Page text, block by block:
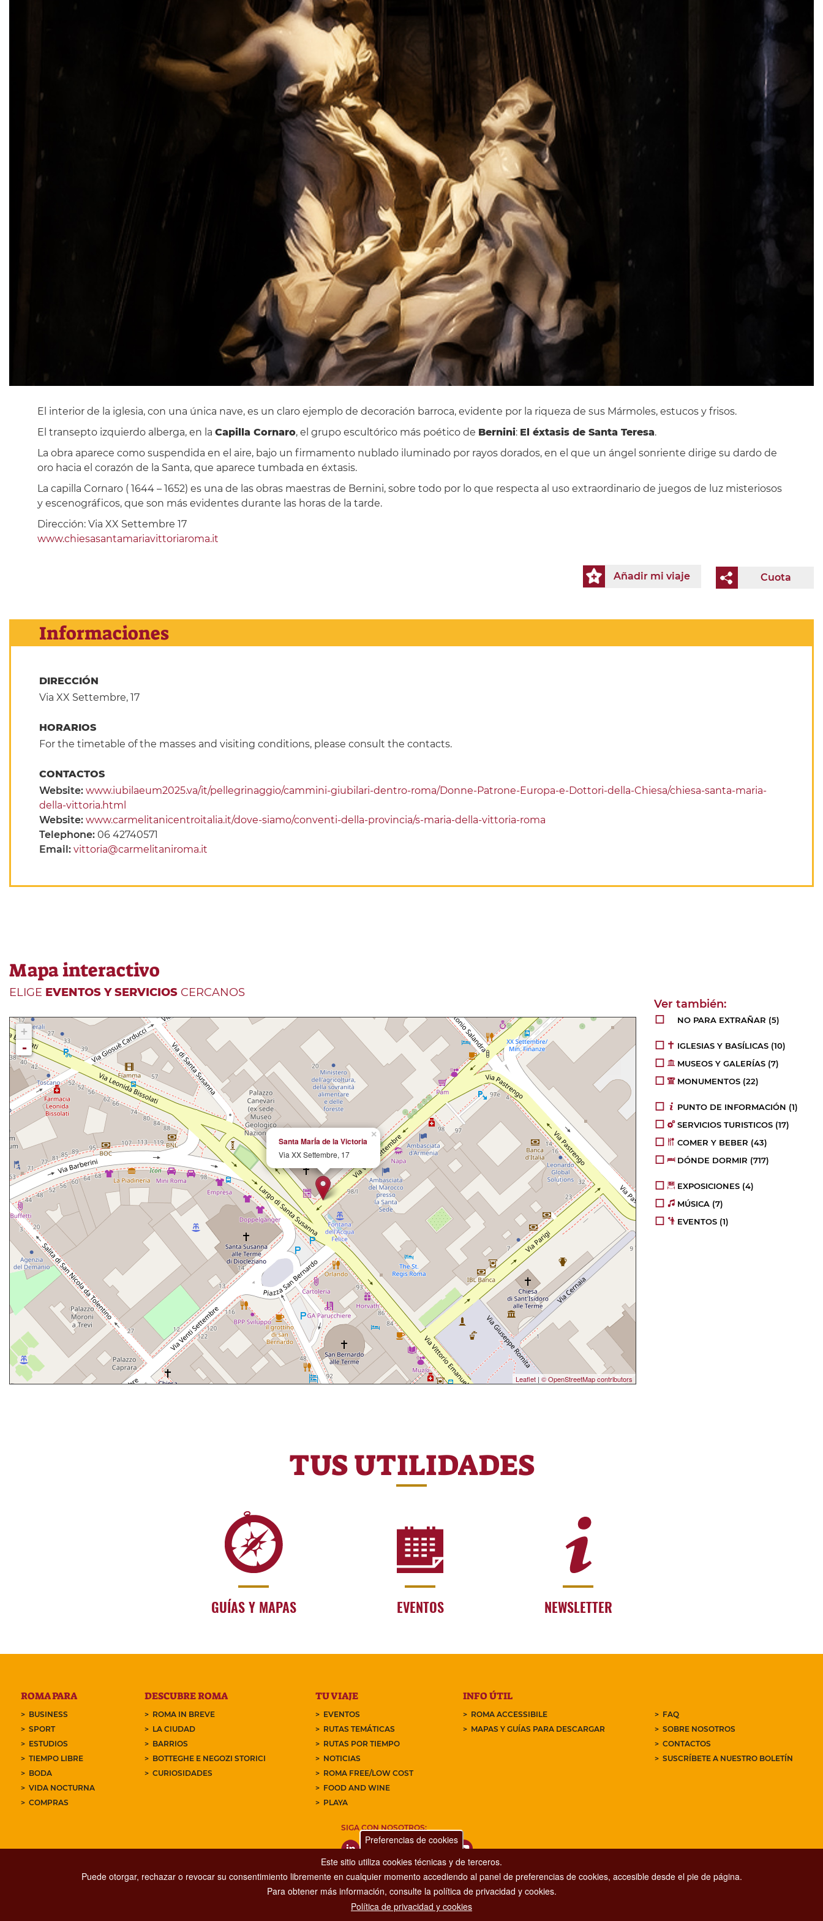
El interior de la iglesia, con una única nave, es un claro ejemplo de decoración barroca, evidente por la riqueza de sus Mármoles, estucos y frisos.
El transepto izquierdo alberga, en la Capilla Cornaro, el grupo escultórico más poético de Bernini: El éxtasis de Santa Teresa.
La obra aparece como suspendida en el aire, bajo un firmamento nublado iluminado por rayos dorados, en el que un ángel sonriente dirige su dardo de
oro hacia el corazón de la Santa, que aparece tumbada en éxtasis.
La capilla Cornaro ( 1644 – 1652) es una de las obras maestras de Bernini, sobre todo por lo que respecta al uso extraordinario de juegos de luz misteriosos
y escenográficos, que son más evidentes durante las horas de la tarde.
Dirección: Via XX Settembre 17
www.chiesasantamariavittoriaroma.it
Cuota
Añadir mi viaje
Informaciones
DIRECCIÓN
Via XX Settembre, 17
HORARIOS
For the timetable of the masses and visiting conditions, please consult the contacts.
CONTACTOS
Website: www.iubilaeum2025.va/it/pellegrinaggio/cammini-giubilari-dentro-roma/Donne-Patrone-Europa-e-Dottori-della-Chiesa/chiesa-santa-maria-
della-vittoria.html
Website: www.carmelitanicentroitalia.it/dove-siamo/conventi-della-provincia/s-maria-della-vittoria-roma
Telephone: 06 42740571
Email: vittoria@carmelitaniroma.it
Mapa interactivo
ELIGE EVENTOS Y SERVICIOS CERCANOS
×
Santa MarÍa de la Victoria
Via XX Settembre, 17
+
-
Leaflet | © OpenStreetMap contributors
NO PARA EXTRAÑAR (5)
IGLESIAS Y BASÍLICAS (10)
MUSEOS Y GALERÍAS (7)
MONUMENTOS (22)
PUNTO DE INFORMACIÓN (1)
SERVICIOS TURISTICOS (17)
COMER Y BEBER (43)
DÓNDE DORMIR (717)
EXPOSICIONES (4)
MÚSICA (7)
EVENTOS (1)
TUS UTILIDADES
GUÍAS Y MAPAS EVENTOS NEWSLETTER
ROMA PARA
BUSINESS
SPORT
ESTUDIOS
TIEMPO LIBRE
BODA
VIDA NOCTURNA
COMPRAS
DESCUBRE ROMA
ROMA IN BREVE
LA CIUDAD
BARRIOS
BOTTEGHE E NEGOZI STORICI
CURIOSIDADES
TU VIAJE
EVENTOS
RUTAS TEMÁTICAS
RUTAS POR TIEMPO
NOTICIAS
ROMA FREE/LOW COST
FOOD AND WINE
PLAYA
INFO ÚTIL
ROMA ACCESSIBILE
MAPAS Y GUÍAS PARA DESCARGAR
FAQ
SOBRE NOSOTROS
CONTACTOS
SUSCRÍBETE A NUESTRO BOLETÍN
SIGA CON NOSOTROS:
Preferencias de cookies
Este sitio utiliza cookies técnicas y de terceros.
Puede otorgar, rechazar o revocar su consentimiento libremente en cualquier momento accediendo al panel de preferencias de cookies, accesible desde el pie de página.
Para obtener más información, consulte la política de privacidad y cookies.
Política de privacidad y cookies